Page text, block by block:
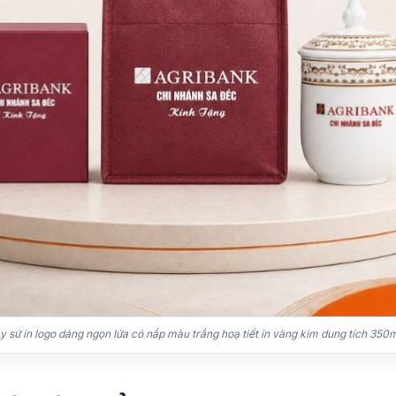
sứ in logo dáng ngọn lửa có nắp màu trắng hoạ tiết in vàng kim dung tích